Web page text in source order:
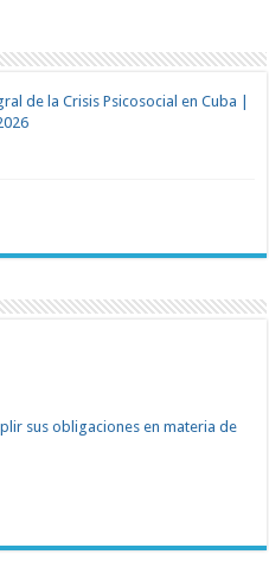
de la Crisis Psicosocial en Cuba |
sus obligaciones en materia de